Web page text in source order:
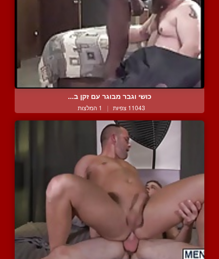
כושי וגבר מבוגר עם זקן ב...
11043 צפיות | 1 המלצות